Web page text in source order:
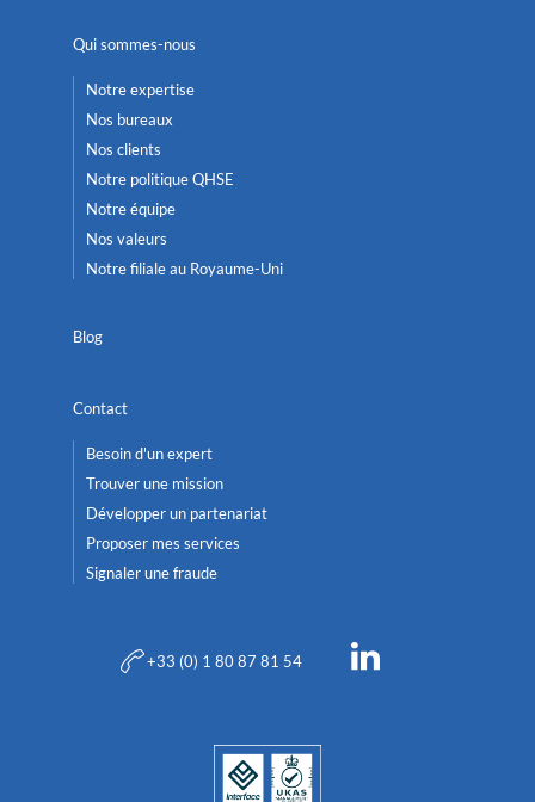
Qui sommes-nous
Notre expertise
Nos bureaux
Nos clients
Notre politique QHSE
Notre équipe
Nos valeurs
Notre filiale au Royaume-Uni
Blog
Contact
Besoin d'un expert
Trouver une mission
Développer un partenariat
Proposer mes services
Signaler une fraude
+33 (0) 1 80 87 81 54